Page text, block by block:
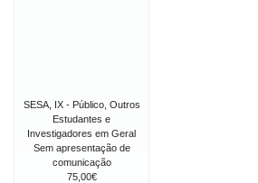
SESA, IX - Público, Outros
Estudantes e
Investigadores em Geral
Sem apresentação de
comunicação
75,00€